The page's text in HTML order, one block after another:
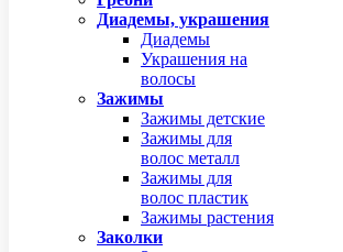
Диадемы, украшения
Диадемы
Украшения на
волосы
Зажимы
Зажимы детские
Зажимы для
волос металл
Зажимы для
волос пластик
Зажимы растения
Заколки